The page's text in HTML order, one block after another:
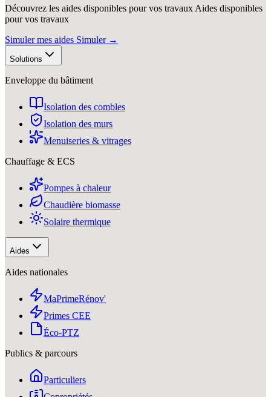
Découvrez les aides disponibles pour vos travaux Aides disponibles
pour vos travaux
Simuler mes aides Simuler →
Solutions
Enveloppe du bâtiment
Isolation des combles
Isolation des murs
Menuiseries & vitrages
Chauffage & ECS
Pompes à chaleur
Chaudière biomasse
Solaire thermique
Aides
Aides nationales
MaPrimeRénov'
Primes CEE
Éco-PTZ
Publics & parcours
Particuliers